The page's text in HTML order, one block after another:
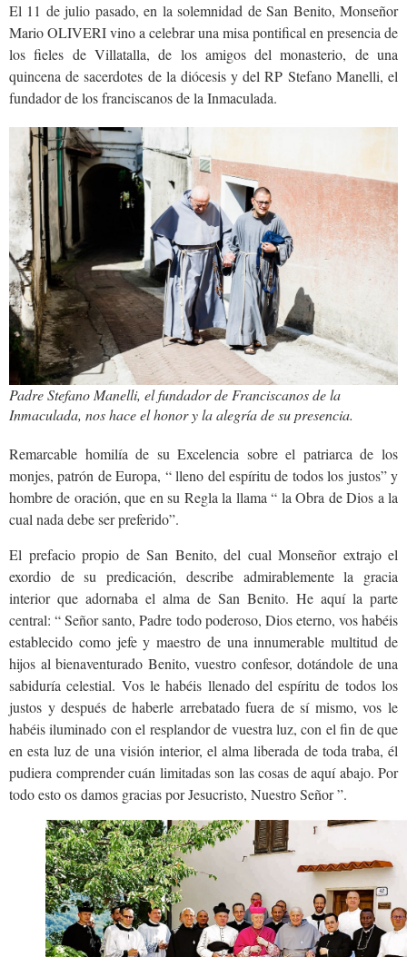
El 11 de julio pasado, en la solemnidad de San Benito, Monseñor
Mario OLIVERI vino a celebrar una misa pontifical en presencia de
los fieles de Villatalla, de los amigos del monasterio, de una
quincena de sacerdotes de la diócesis y del RP Stefano Manelli, el
fundador de los franciscanos de la Inmaculada.
Padre Stefano Manelli, el fundador de Franciscanos de la
Inmaculada, nos hace el honor y la alegría de su presencia.
Remarcable homilía de su Excelencia sobre el patriarca de los
monjes, patrón de Europa, “ lleno del espíritu de todos los justos” y
hombre de oración, que en su Regla la llama “ la Obra de Dios a la
cual nada debe ser preferido”.
El prefacio propio de San Benito, del cual Monseñor extrajo el
exordio de su predicación, describe admirablemente la gracia
interior que adornaba el alma de San Benito. He aquí la parte
central: “ Señor santo, Padre todo poderoso, Dios eterno, vos habéis
establecido como jefe y maestro de una innumerable multitud de
hijos al bienaventurado Benito, vuestro confesor, dotándole de una
sabiduría celestial. Vos le habéis llenado del espíritu de todos los
justos y después de haberle arrebatado fuera de sí mismo, vos le
habéis iluminado con el resplandor de vuestra luz, con el fin de que
en esta luz de una visión interior, el alma liberada de toda traba, él
pudiera comprender cuán limitadas son las cosas de aquí abajo. Por
todo esto os damos gracias por Jesucristo, Nuestro Señor ”.